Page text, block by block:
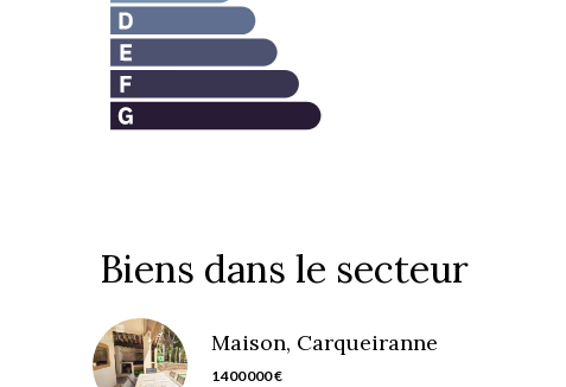
Biens dans le secteur
Maison, Carqueiranne
1 400 000 €